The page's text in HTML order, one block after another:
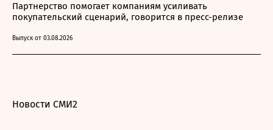
Партнерство помогает компаниям усиливать
покупательский сценарий, говорится в пресс-релизе
Выпуск от 03.08.2026
Новости СМИ2